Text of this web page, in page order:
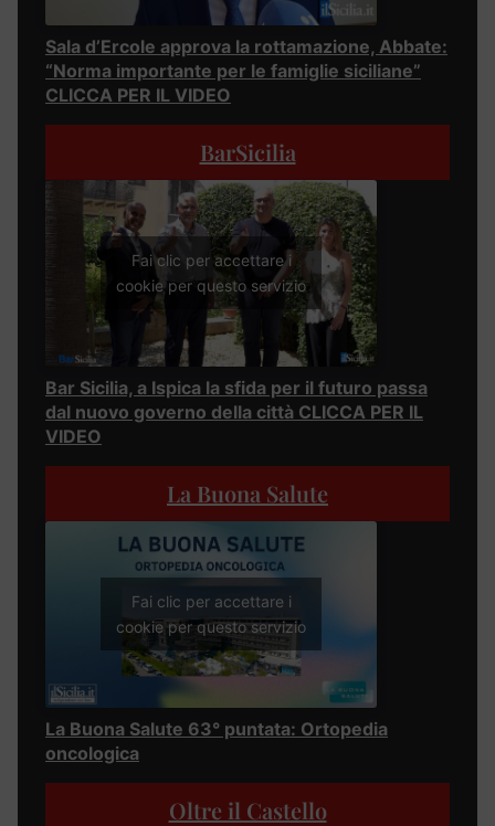
Sala d’Ercole approva la rottamazione, Abbate:
“Norma importante per le famiglie siciliane”
CLICCA PER IL VIDEO
BarSicilia
Fai clic per accettare i
cookie per questo servizio
Bar Sicilia, a Ispica la sfida per il futuro passa
dal nuovo governo della città CLICCA PER IL
VIDEO
La Buona Salute
Fai clic per accettare i
cookie per questo servizio
La Buona Salute 63° puntata: Ortopedia
oncologica
Oltre il Castello